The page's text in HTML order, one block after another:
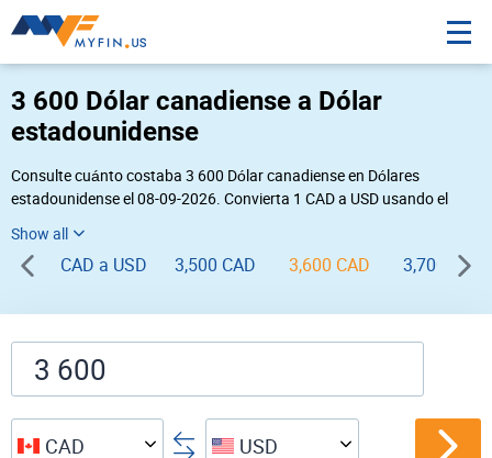
3 600 Dólar canadiense a Dólar
estadounidense
Consulte cuánto costaba 3 600 Dólar canadiense en Dólares
estadounidense el 08-09-2026. Convierta 1 CAD a USD usando el
inversa, vaya a «
CAD a USD 3,500 CAD 3,600 CAD 3,700 CAD
CAD USD